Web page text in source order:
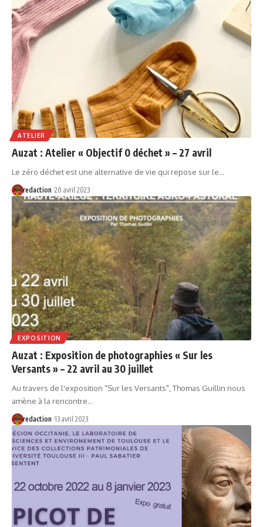
ATELIER
Auzat : Atelier « Objectif 0 déchet » – 27 avril
Le zéro déchet est une alternative de vie qui repose sur le…
redaction 20 avril 2023
EXPOSITION
Auzat : Exposition de photographies « Sur les
Versants » – 22 avril au 30 juillet
Au travers de l'exposition "Sur les Versants", Thomas Guillin nous
amène à la rencontre…
redaction 13 avril 2023